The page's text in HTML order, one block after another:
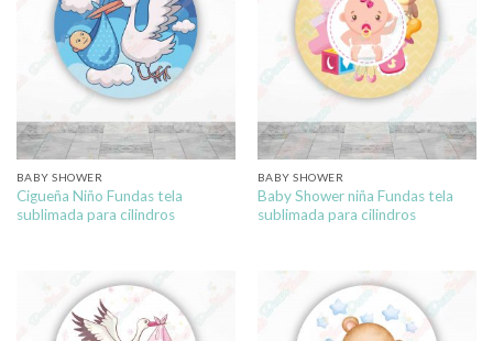
BABY SHOWER
Cigueña Niño Fundas tela
sublimada para cilindros
BABY SHOWER
Baby Shower niña Fundas tela
sublimada para cilindros